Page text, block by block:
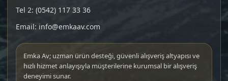
Tel 2: (0542) 117 33 36
Email: info@emkaav.com
Emka Av; uzman ürün desteği, güvenli alışveriş altyapısı ve
hızlı hizmet anlayışıyla müşterilerine kurumsal bir alışveriş
deneyimi sunar.